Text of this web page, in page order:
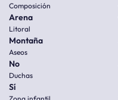
Composición
Arena
Litoral
Montaña
Aseos
No
Duchas
Sí